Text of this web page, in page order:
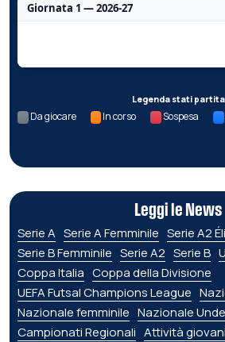
Giornata 1 — 2026-27
Legenda stati partita
Da giocare In corso Sospesa
Leggi le News
Serie A Serie A Femminile Serie A2
Serie B Femminile Serie A2 Serie B
Coppa Italia Coppa della Divisione
UEFA Futsal Champions League
Nazionale femminile Nazionale
Campionati Regionali Attività